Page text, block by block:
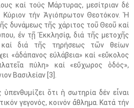
καί τούς Μάρτυρας, μεσίτριαν δέ
τήν Ἁγιόπρωτον Θεοτόκον. Ἡ
δυνάμεως τῆς χάριτος τοῦ Θεοῦ καί
ἐν τῇ Ἐκκλησίᾳ, διά τῆς μετοχῆς
διά τῆς τηρήσεως τῶν θείων
«ἀδάπανος εὐλάβεια» καί «εὔκολος
πύλη» καί «εὔχωρος ὁδός»,
Βασιλείαν [3].
ὅτι ἡ σωτηρία δέν εἶναι
γεγονός, κοινόν ἄθλημα. Κατά τήν